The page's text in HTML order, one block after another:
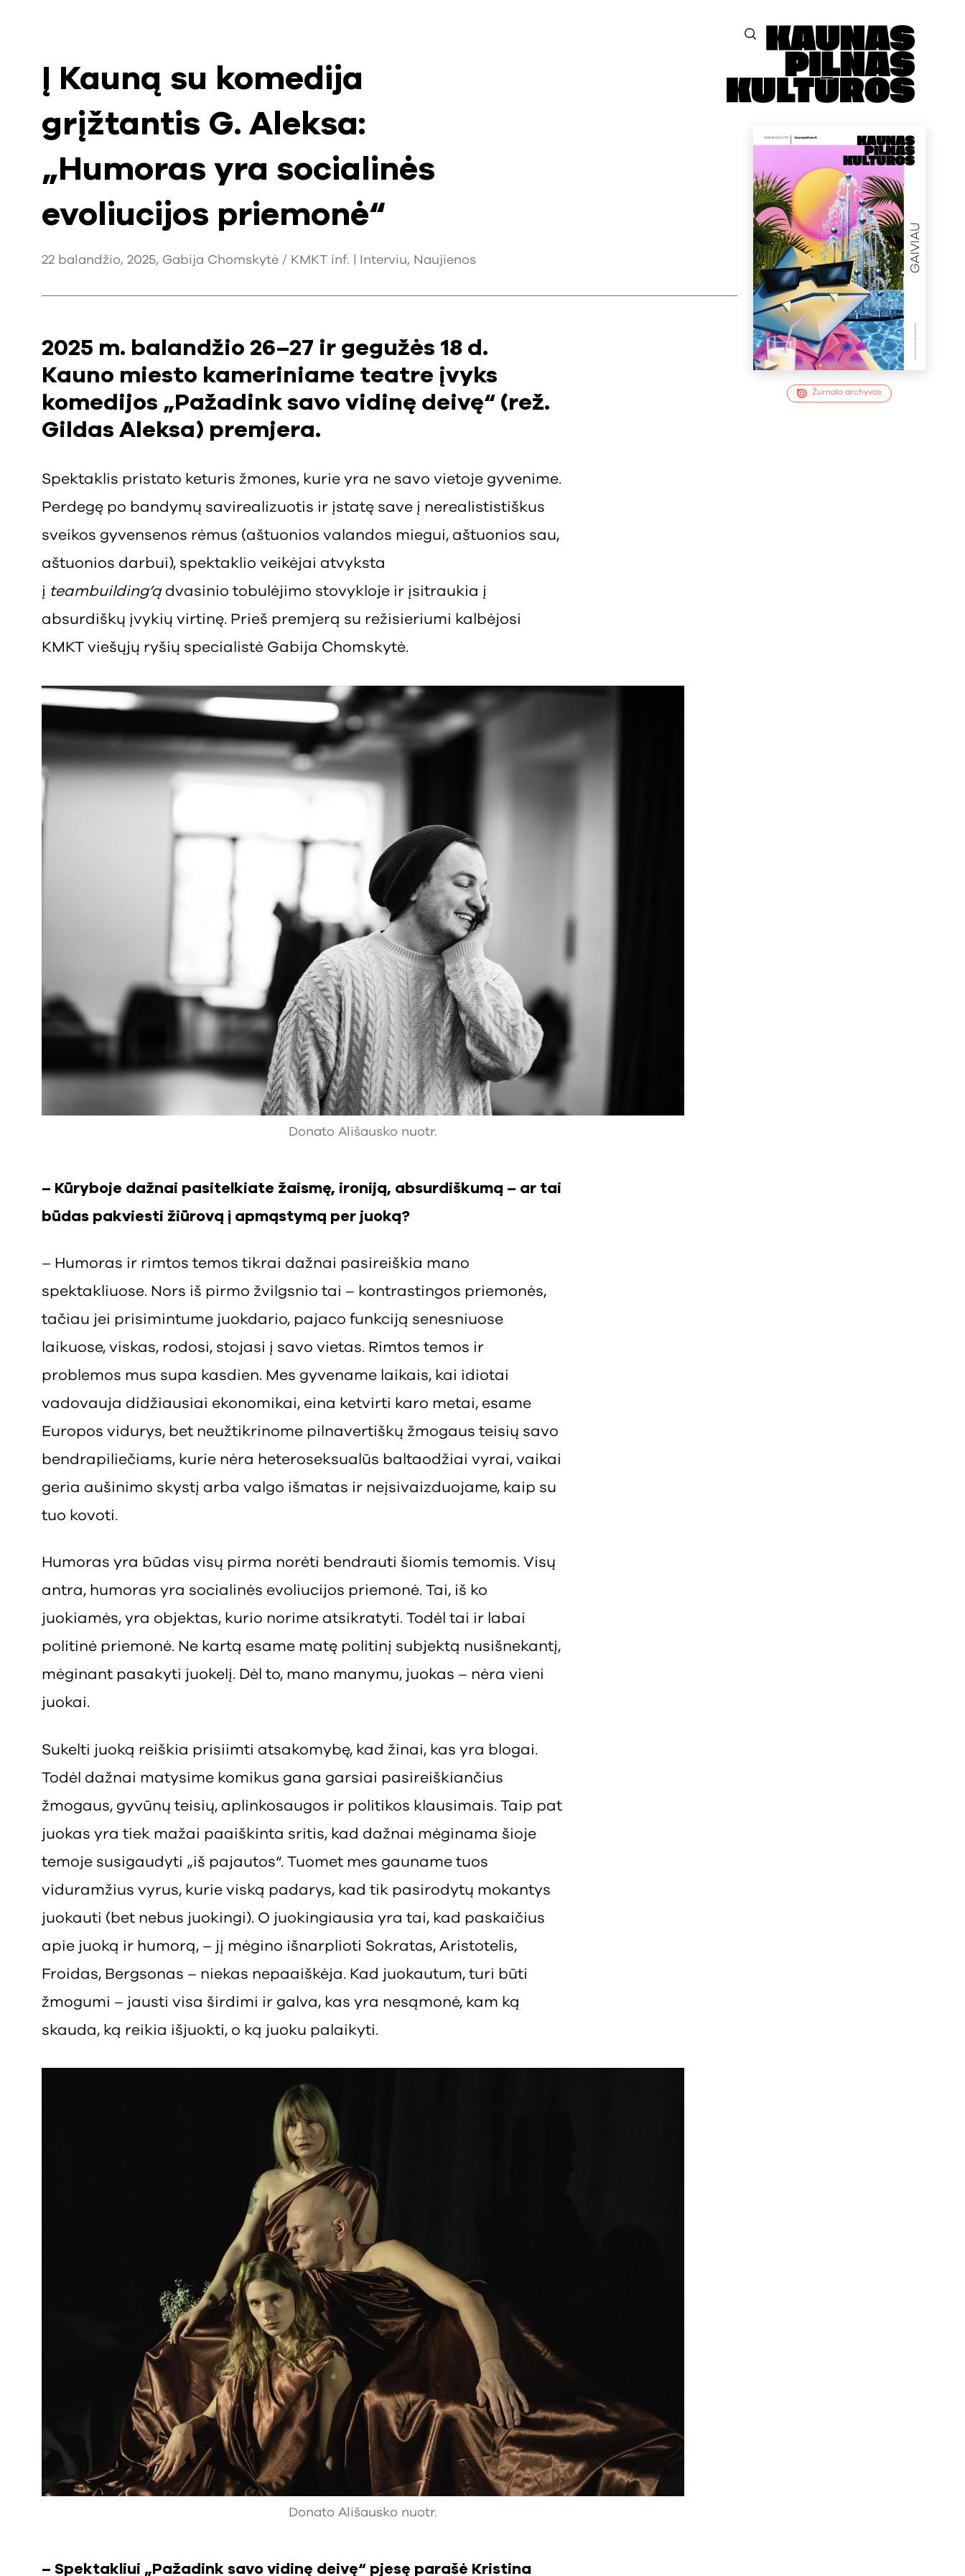
Žurnalo archyvas
Į Kauną su komedija
grįžtantis G. Aleksa:
„Humoras yra socialinės
evoliucijos priemonė“
22 balandžio, 2025, Gabija Chomskytė / KMKT inf. | Interviu, Naujienos
2025 m. balandžio 26–27 ir gegužės 18 d.
Kauno miesto kameriniame teatre įvyks
komedijos „Pažadink savo vidinę deivę“ (rež.
Gildas Aleksa) premjera.
Spektaklis pristato keturis žmones, kurie yra ne savo vietoje gyvenime.
Perdegę po bandymų savirealizuotis ir įstatę save į nerealististiškus
sveikos gyvensenos rėmus (aštuonios valandos miegui, aštuonios sau,
aštuonios darbui), spektaklio veikėjai atvyksta
į teambuilding’ądvasinio tobulėjimo stovykloje ir įsitraukia į
absurdiškų įvykių virtinę. Prieš premjerą su režisieriumi kalbėjosi
KMKT viešųjų ryšių specialistė Gabija Chomskytė.
Donato Ališausko nuotr.
– Kūryboje dažnai pasitelkiate žaismę, ironiją, absurdiškumą – ar tai
būdas pakviesti žiūrovą į apmąstymą per juoką?
– Humoras ir rimtos temos tikrai dažnai pasireiškia mano
spektakliuose. Nors iš pirmo žvilgsnio tai – kontrastingos priemonės,
tačiau jei prisimintume juokdario, pajaco funkciją senesniuose
laikuose, viskas, rodosi, stojasi į savo vietas. Rimtos temos ir
problemos mus supa kasdien. Mes gyvename laikais, kai idiotai
vadovauja didžiausiai ekonomikai, eina ketvirti karo metai, esame
Europos vidurys, bet neužtikrinome pilnavertiškų žmogaus teisių savo
bendrapiliečiams, kurie nėra heteroseksualūs baltaodžiai vyrai, vaikai
geria aušinimo skystį arba valgo išmatas ir neįsivaizduojame, kaip su
tuo kovoti.
Humoras yra būdas visų pirma norėti bendrauti šiomis temomis. Visų
antra, humoras yra socialinės evoliucijos priemonė. Tai, iš ko
juokiamės, yra objektas, kurio norime atsikratyti. Todėl tai ir labai
politinė priemonė. Ne kartą esame matę politinį subjektą nusišnekantį,
mėginant pasakyti juokelį. Dėl to, mano manymu, juokas – nėra vieni
juokai.
Sukelti juoką reiškia prisiimti atsakomybę, kad žinai, kas yra blogai.
Todėl dažnai matysime komikus gana garsiai pasireiškiančius
žmogaus, gyvūnų teisių, aplinkosaugos ir politikos klausimais. Taip pat
juokas yra tiek mažai paaiškinta sritis, kad dažnai mėginama šioje
temoje susigaudyti „iš pajautos“. Tuomet mes gauname tuos
viduramžius vyrus, kurie viską padarys, kad tik pasirodytų mokantys
juokauti (bet nebus juokingi). O juokingiausia yra tai, kad paskaičius
apie juoką ir humorą, – jį mėgino išnarplioti Sokratas, Aristotelis,
Froidas, Bergsonas – niekas nepaaiškėja. Kad juokautum, turi būti
žmogumi – jausti visa širdimi ir galva, kas yra nesąmonė, kam ką
skauda, ką reikia išjuokti, o ką juoku palaikyti.
Donato Ališausko nuotr.
– Spektakliui „Pažadink savo vidinę deivę“ pjesę parašė Kristina